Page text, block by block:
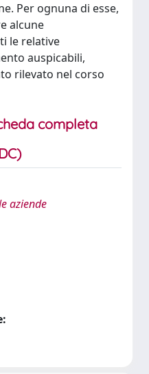
Per ognuna di esse,
alcune
le relative
auspicabili,
rilevato nel corso
completa
aziende